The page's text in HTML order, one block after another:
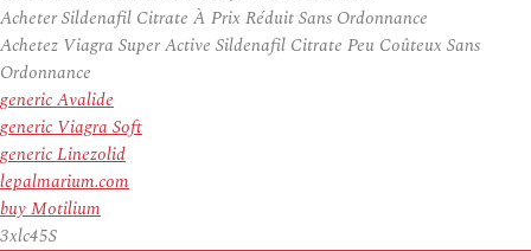
Acheter Sildenafil Citrate À Prix Réduit Sans Ordonnance
Achetez Viagra Super Active Sildenafil Citrate Peu Coûteux Sans
Ordonnance
generic Avalide
generic Viagra Soft
generic Linezolid
lepalmarium.com
buy Motilium
3xlc45S